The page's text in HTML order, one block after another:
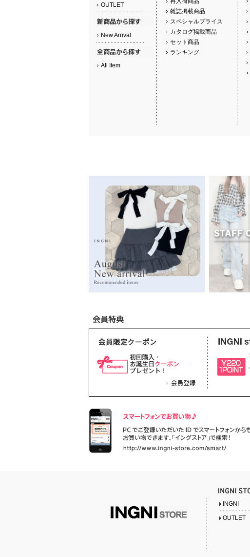
OUTLET
New Arrival
All Item
雑誌掲載商品
スペシャルプライス
カタログ掲載商品
セット商品
ランキング
INGNI
OUTLET